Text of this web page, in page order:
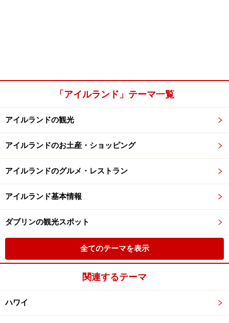
「アイルランド」テーマ一覧
アイルランドの観光
アイルランドのお土産・ショッピング
アイルランドのグルメ・レストラン
アイルランド基本情報
ダブリンの観光スポット
全てのテーマを表示
関連するテーマ
ハワイ